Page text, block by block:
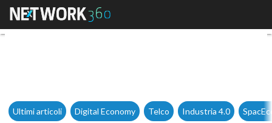
Accessibilità digitale, via
Ultimi articoli Digital Economy Telco Industria 4.0